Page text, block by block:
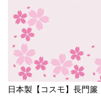
日本製【コスモ】長門簾